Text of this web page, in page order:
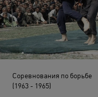
Соревнования по борьбе
(1963 - 1965)